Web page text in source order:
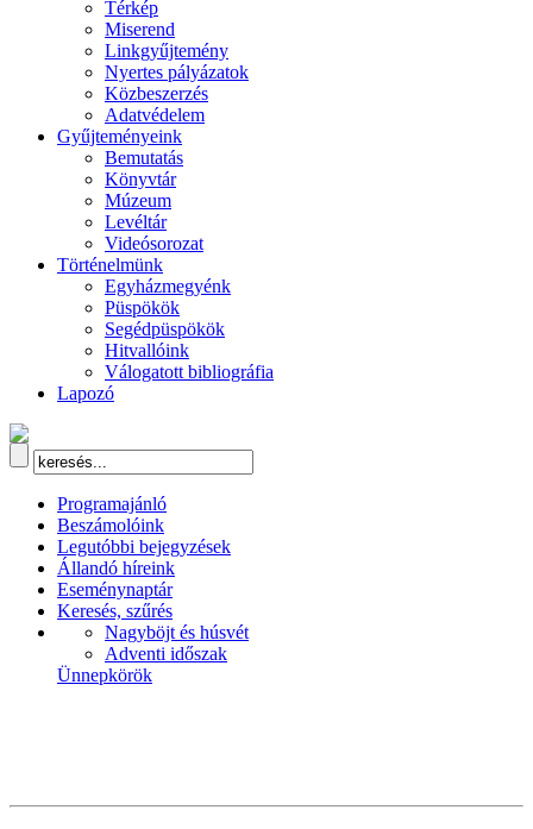
Térkép
Miserend
Linkgyűjtemény
Nyertes pályázatok
Közbeszerzés
Adatvédelem
Gyűjteményeink
Bemutatás
Könyvtár
Múzeum
Levéltár
Videósorozat
Történelmünk
Egyházmegyénk
Püspökök
Segédpüspökök
Hitvallóink
Válogatott bibliográfia
Lapozó
Programajánló
Beszámolóink
Legutóbbi bejegyzések
Állandó híreink
Eseménynaptár
Keresés, szűrés
Nagyböjt és húsvét
Adventi időszak
Ünnepkörök